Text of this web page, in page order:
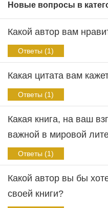
Новые вопросы в
Какой автор вам
Ответы (1)
Какая цитата вам
Ответы (1)
Какая книга, на ваш
важной в мировой
Ответы (1)
Какой автор вы бы
своей книги?